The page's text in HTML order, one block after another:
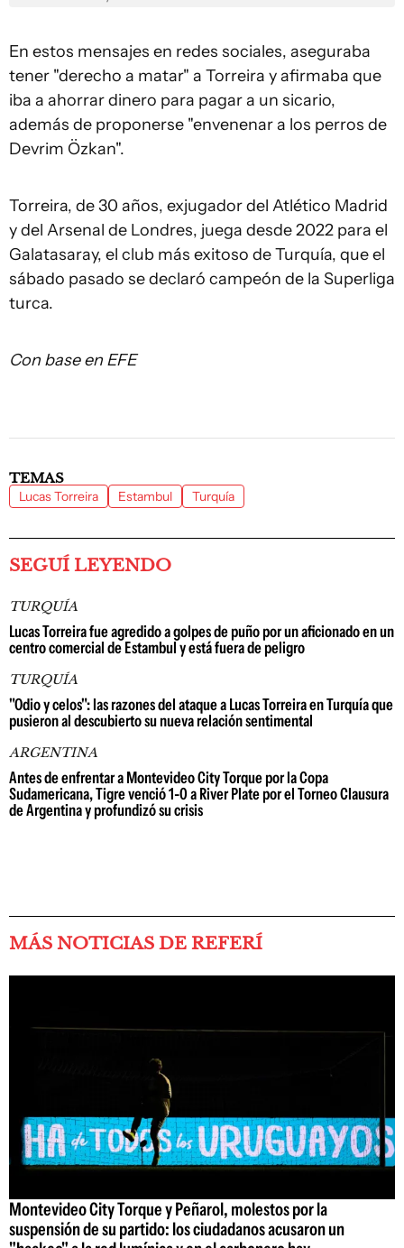
En estos mensajes en redes sociales, aseguraba
tener "derecho a matar" a Torreira y afirmaba que
iba a ahorrar dinero para pagar a un sicario,
además de proponerse "envenenar a los perros de
Devrim Özkan".
Torreira, de 30 años, exjugador del Atlético Madrid
y del Arsenal de Londres, juega desde 2022 para el
Galatasaray, el club más exitoso de Turquía, que el
sábado pasado se declaró campeón de la Superliga
turca.
Con base en EFE
TEMAS
Lucas Torreira Estambul Turquía
SEGUÍ LEYENDO
TURQUÍA
Lucas Torreira fue agredido a golpes de puño por un aficionado en un
centro comercial de Estambul y está fuera de peligro
TURQUÍA
"Odio y celos": las razones del ataque a Lucas Torreira en Turquía que
pusieron al descubierto su nueva relación sentimental
ARGENTINA
Antes de enfrentar a Montevideo City Torque por la Copa
Sudamericana, Tigre venció 1-0 a River Plate por el Torneo Clausura
de Argentina y profundizó su crisis
MÁS NOTICIAS DE REFERÍ
Montevideo City Torque y Peñarol, molestos por la
suspensión de su partido: los ciudadanos acusaron un